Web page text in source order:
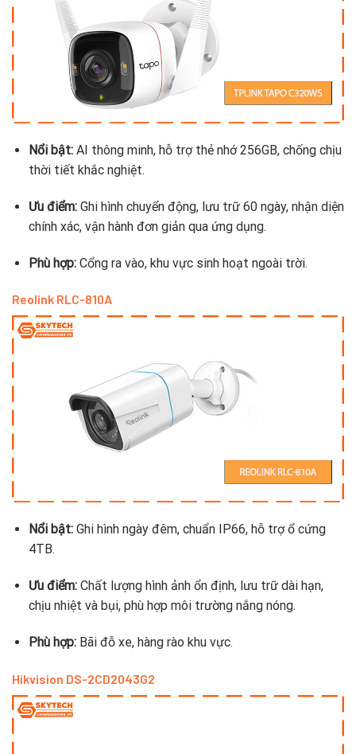
Nổi bật:AI thông minh, hỗ trợ thẻ nhớ 256GB, chống chịu
thời tiết khắc nghiệt.
Ưu điểm:Ghi hình chuyển động, lưu trữ 60 ngày, nhận diện
chính xác, vận hành đơn giản qua ứng dụng.
Phù hợp:Cổng ra vào, khu vực sinh hoạt ngoài trời.
Reolink RLC-810A
Nổi bật:Ghi hình ngày đêm, chuẩn IP66, hỗ trợ ổ cứng
4TB.
Ưu điểm:Chất lượng hình ảnh ổn định, lưu trữ dài hạn,
chịu nhiệt và bụi, phù hợp môi trường nắng nóng.
Phù hợp:Bãi đỗ xe, hàng rào khu vực.
Hikvision DS-2CD2043G2